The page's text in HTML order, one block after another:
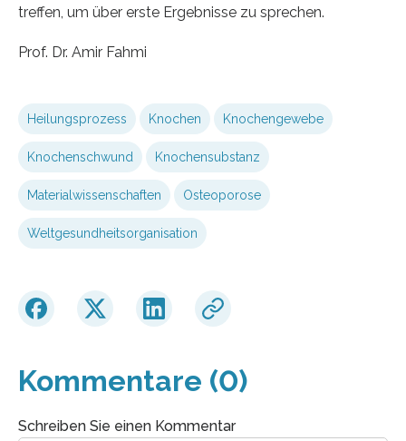
treffen, um über erste Ergebnisse zu sprechen.
Prof. Dr. Amir Fahmi
Heilungsprozess Knochen Knochengewebe
Knochenschwund Knochensubstanz
Materialwissenschaften Osteoporose
Weltgesundheitsorganisation
Kommentare (0)
Schreiben Sie einen Kommentar